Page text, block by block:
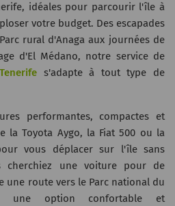
idéales pour parcourir l'île à
votre budget. Des escapades
rural d'Anaga aux journées de
d'El Médano, notre service de
s'adapte à tout type de
performantes, compactes et
la Toyota Aygo, la Fiat 500 ou la
vous déplacer sur l'île sans
cherchiez une voiture pour de
une route vers le Parc national du
une option confortable et